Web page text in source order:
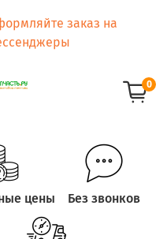
заказ на
0
цены Без звонков